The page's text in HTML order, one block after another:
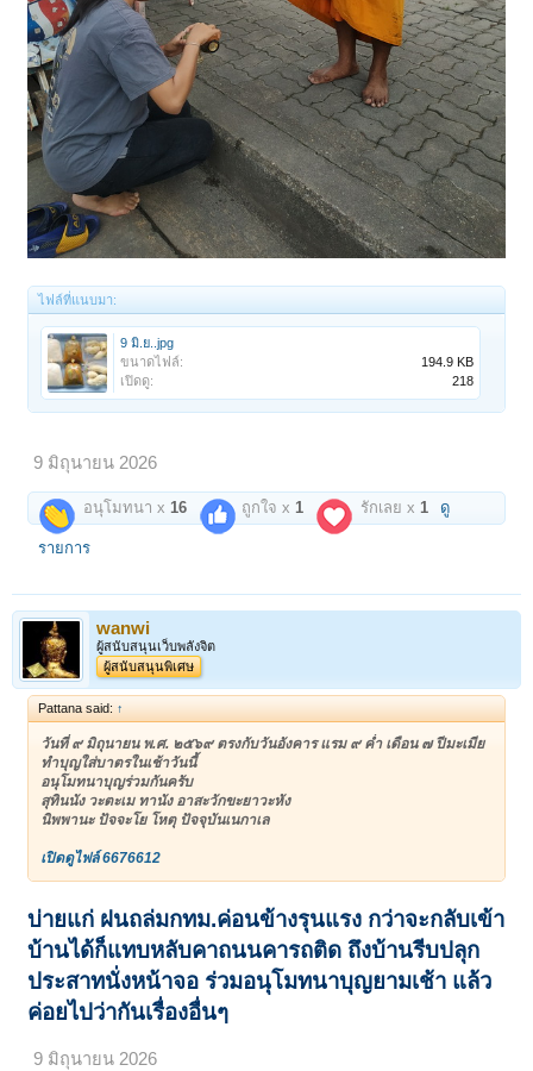
ไฟล์ที่แนบมา:
9 มิ.ย..jpg
ขนาดไฟล์:
194.9 KB
เปิดดู:
218
9 มิถุนายน 2026
อนุโมทนา x 16 ถูกใจ x 1 รักเลย x 1 ดู
รายการ
wanwi
ผู้สนับสนุนเว็บพลังจิต
ผู้สนับสนุนพิเศษ
Pattana said: ↑
วันที่ ๙ มิถุนายน พ.ศ. ๒๕๖๙ ตรงกับวันอังคาร แรม ๙ ค่ำ เดือน ๗ ปีมะเมีย
ทำบุญใส่บาตรในเช้าวันนี้
อนุโมทนาบุญร่วมกันครับ
สุทินนัง วะตะเม ทานัง อาสะวักขะยาวะหัง
นิพพานะ ปัจจะโย โหตุ ปัจจุบันเนกาเล
เปิดดูไฟล์ 6676612
บ่ายแก่ ฝนถล่มกทม.ค่อนข้างรุนแรง กว่าจะกลับเข้า
บ้านได้ก็แทบหลับคาถนนคารถติด ถึงบ้านรีบปลุก
ประสาทนั่งหน้าจอ ร่วมอนุโมทนาบุญยามเช้า แล้ว
ค่อยไปว่ากันเรื่องอื่นๆ
9 มิถุนายน 2026